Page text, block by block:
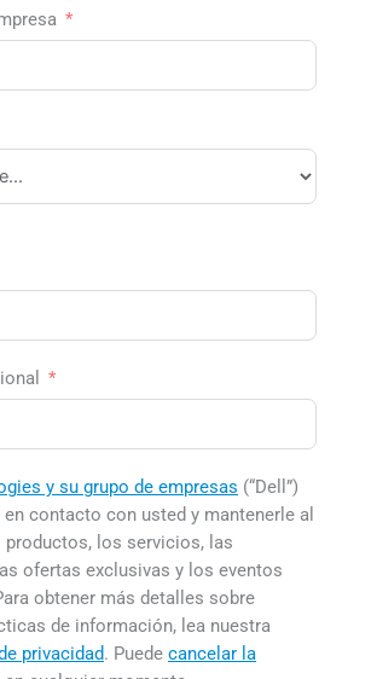
y su grupo de empresas (“Dell”)
contacto con usted y mantenerle al
productos, los servicios, las
ofertas exclusivas y los eventos
obtener más detalles sobre
de información, lea nuestra
privacidad. Puede cancelar la